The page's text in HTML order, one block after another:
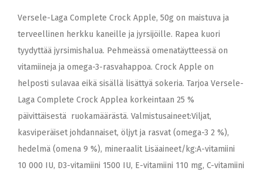
Versele-Laga Complete Crock Apple, 50g on maistuva ja
terveellinen herkku kaneille ja jyrsijöille. Rapea kuori
tyydyttää jyrsimishalua. Pehmeässä omenatäytteessä on
vitamiineja ja omega-3-rasvahappoa. Crock Apple on
helposti sulavaa eikä sisällä lisättyä sokeria. Tarjoa Versele-
Laga Complete Crock Applea korkeintaan 25 %
päivittäisestä ruokamäärästä. Valmistusaineet:Viljat,
kasviperäiset johdannaiset, öljyt ja rasvat (omega-3 2 %),
hedelmä (omena 9 %), mineraalit Lisäaineet/kg:A-vitamiini
10 000 IU, D3-vitamiini 1500 IU, E-vitamiini 110 mg, C-vitamiini